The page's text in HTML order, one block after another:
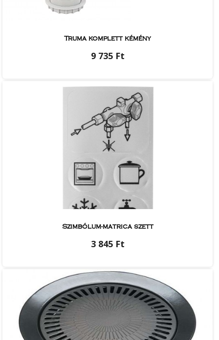
Truma komplett kémény
9 735 Ft
Szimbólum-matrica szett
3 845 Ft